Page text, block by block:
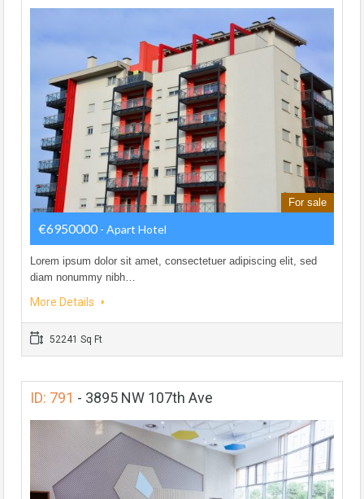
For sale
€6950000 - Apart Hotel
Lorem ipsum dolor sit amet, consectetuer adipiscing elit, sed
diam nonummy nibh…
More Details
52241 Sq Ft
ID: 791 - 3895 NW 107th Ave